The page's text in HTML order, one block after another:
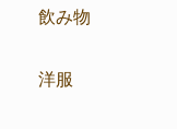
飲み物
洋服